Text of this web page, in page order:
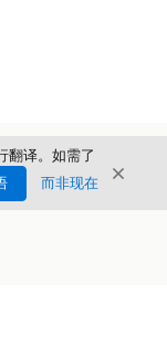
翻译。如需了
而非现在 关闭